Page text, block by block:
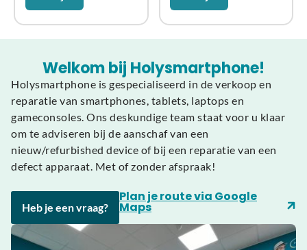
Welkom bij Holysmartphone!
Holysmartphone is gespecialiseerd in de verkoop en
reparatie van smartphones, tablets, laptops en
gameconsoles. Ons deskundige team staat voor u klaar
om te adviseren bij de aanschaf van een
nieuw/refurbished device of bij een reparatie van een
defect apparaat. Met of zonder afspraak!
Heb je een vraag?
Plan je route via Google
Maps